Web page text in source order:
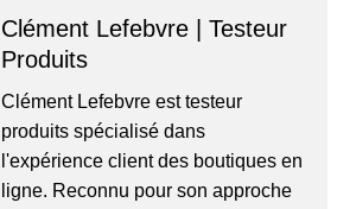
Clément Lefebvre | Testeur
Produits
Clément Lefebvre est testeur
produits spécialisé dans
l'expérience client des boutiques en
ligne. Reconnu pour son approche